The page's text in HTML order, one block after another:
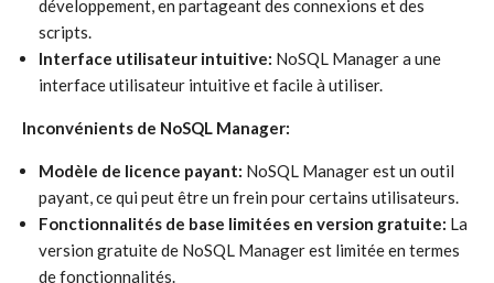
développement, en partageant des connexions et des
scripts.
Interface utilisateur intuitive: NoSQL Manager a une
interface utilisateur intuitive et facile à utiliser.
Inconvénients de NoSQL Manager:
Modèle de licence payant: NoSQL Manager est un outil
payant, ce qui peut être un frein pour certains utilisateurs.
Fonctionnalités de base limitées en version gratuite: La
version gratuite de NoSQL Manager est limitée en termes
de fonctionnalités.